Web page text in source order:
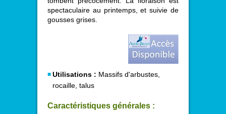
spectaculaire au printemps, et suivie de
gousses grises.
Utilisations : Massifs d'arbustes,
rocaille, talus
Caractéristiques générales :